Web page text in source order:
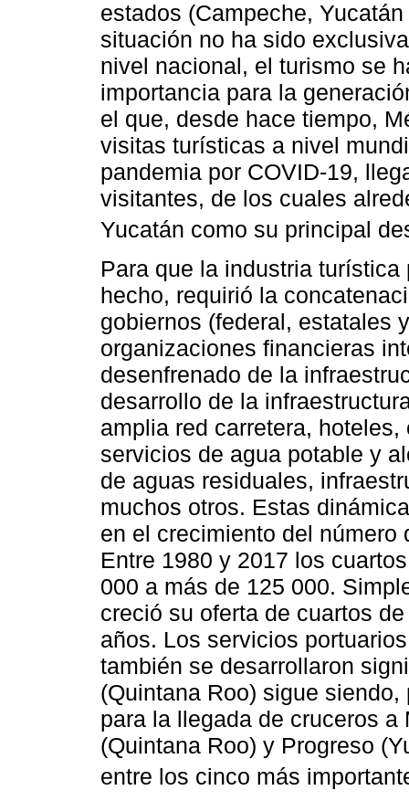
estados (Campeche,
situación no ha sido
nivel nacional, el turismo se
importancia para la
el que, desde hace tiempo,
visitas turísticas a nivel
pandemia por COVID-19,
visitantes, de los cuales
Yucatán como su principal
Para que la industria
hecho, requirió la
gobiernos (federal, estatales
organizaciones financieras
desenfrenado de la
desarrollo de la
amplia red carretera,
servicios de agua potable y
de aguas residuales,
muchos otros. Estas
en el crecimiento del
Entre 1980 y 2017 los
000 a más de 125 000.
creció su oferta de cuartos
años. Los servicios
también se desarrollaron
(Quintana Roo) sigue
para la llegada de cruceros
(Quintana Roo) y Progreso
entre los cinco más